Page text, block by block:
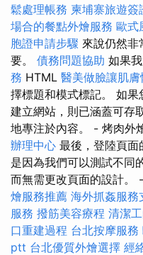
鬆處理帳務 柬埔寨旅遊簽
場合的餐點外燴服務 歐式
胞證申請步驟 來說仍然非
要。 債務問題協助 如果
務 HTML 醫美做臉讓肌
擇標題和模式標記。 如
建立網站，則已涵蓋可存
地專注於內容。 - 烤肉外
辦理中心 最後，登陸頁面
是因為我們可以測試不同
而無需更改頁面的設計。
燴服務推薦 海外抓姦服務
服務 撥筋美容療程 清潔
口重建過程 台北按摩服務
ptt 台北優質外燴選擇 經